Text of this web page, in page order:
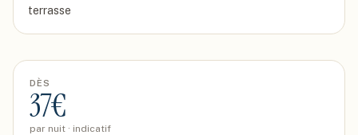
terrasse
DÈS
37€
par nuit · indicatif